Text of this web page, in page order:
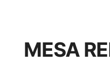
MESA